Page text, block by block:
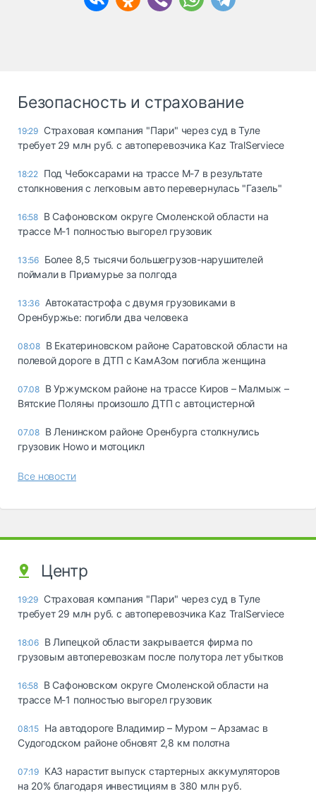
Безопасность и страхование
19:29 Страховая компания "Пари" через суд в Туле
требует 29 млн руб. с автоперевозчика Kaz TralServiece
18:22 Под Чебоксарами на трассе М-7 в результате
столкновения с легковым авто перевернулась "Газель"
16:58 В Сафоновском округе Смоленской области на
трассе М-1 полностью выгорел грузовик
13:56 Более 8,5 тысячи большегрузов-нарушителей
поймали в Приамурье за полгода
13:36 Автокатастрофа с двумя грузовиками в
Оренбуржье: погибли два человека
08:08 В Екатериновском районе Саратовской области на
полевой дороге в ДТП с КамАЗом погибла женщина
07.08 В Уржумском районе на трассе Киров – Малмыж –
Вятские Поляны произошло ДТП с автоцистерной
07.08 В Ленинском районе Оренбурга столкнулись
грузовик Howo и мотоцикл
Все новости
Центр
19:29 Страховая компания "Пари" через суд в Туле
требует 29 млн руб. с автоперевозчика Kaz TralServiece
18:06 В Липецкой области закрывается фирма по
грузовым автоперевозкам после полутора лет убытков
16:58 В Сафоновском округе Смоленской области на
трассе М-1 полностью выгорел грузовик
08:15 На автодороге Владимир – Муром – Арзамас в
Судогодском районе обновят 2,8 км полотна
07:19 КАЗ нарастит выпуск стартерных аккумуляторов
на 20% благодаря инвестициям в 380 млн руб.